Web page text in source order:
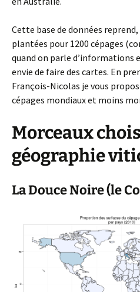
Cette base de données
plantées pour 1200 cépages
quand on parle d’informations
envie de faire des cartes. En
François-Nicolas je vous
cépages mondiaux et moins
Morceaux
géographie
La Douce Noire (le